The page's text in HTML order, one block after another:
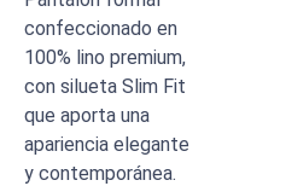
confeccionado en
100% lino premium,
con silueta Slim Fit
que aporta una
apariencia elegante
y contemporánea.